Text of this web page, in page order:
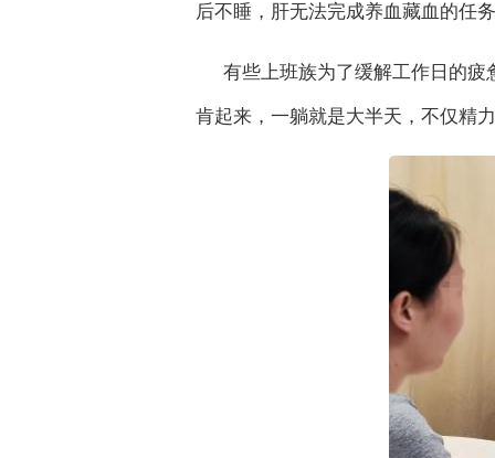
后不睡，肝无法完成养血藏血的任
有些上班族为了缓解工作日的
肯起来，一躺就是大半天，不仅精